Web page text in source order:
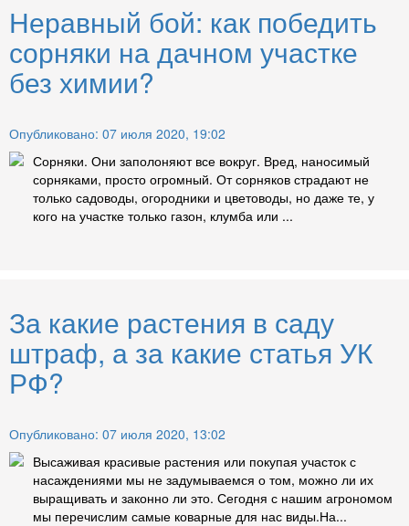
Неравный бой: как победить
сорняки на дачном участке
без химии?
Опубликовано: 07 июля 2020, 19:02
Сорняки. Они заполоняют все вокруг. Вред, наносимый
сорняками, просто огромный. От сорняков страдают не
только садоводы, огородники и цветоводы, но даже те, у
кого на участке только газон, клумба или ...
За какие растения в саду
штраф, а за какие статья УК
РФ?
Опубликовано: 07 июля 2020, 13:02
Высаживая красивые растения или покупая участок с
насаждениями мы не задумываемся о том, можно ли их
выращивать и законно ли это. Сегодня с нашим агрономом
мы перечислим самые коварные для нас виды.На...